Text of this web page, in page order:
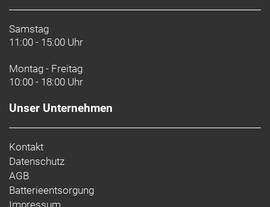
Samstag
11:00 - 15:00 Uhr
Montag - Freitag
10:00 - 18:00 Uhr
Unser Unternehmen
Kontakt
Datenschutz
AGB
Batterieentsorgung